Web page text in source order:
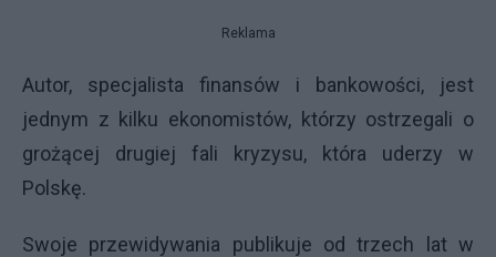
Reklama
Autor, specjalista finansów i bankowości, jest
jednym z kilku ekonomistów, którzy ostrzegali o
grożącej drugiej fali kryzysu, która uderzy w
Polskę.
Swoje przewidywania publikuje od trzech lat w